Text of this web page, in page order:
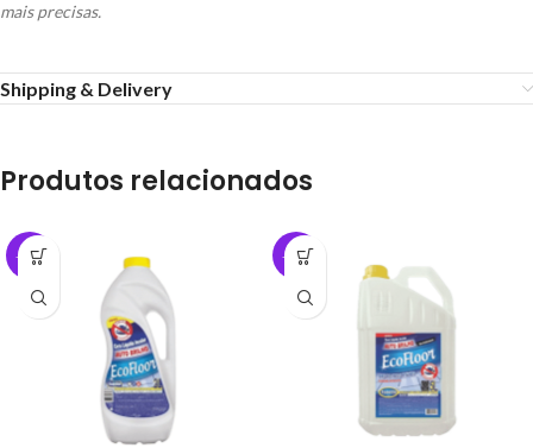
mais precisas.
Shipping & Delivery
Produtos relacionados
-10% -40%